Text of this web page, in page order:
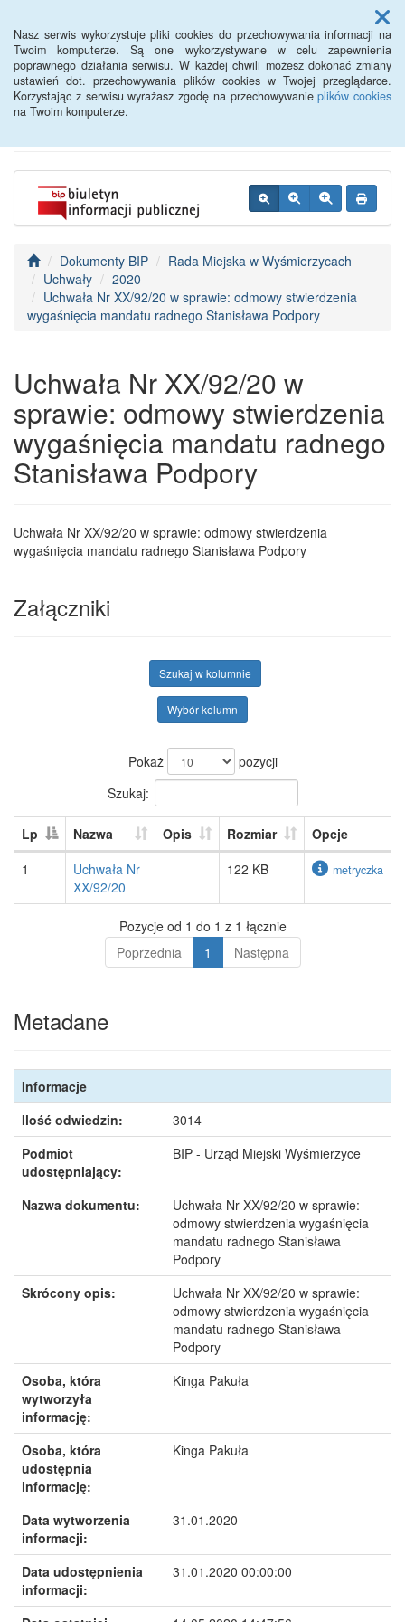
Nasz serwis wykorzystuje pliki cookies do przechowywania informacji na
Twoim komputerze. Są one wykorzystywane w celu zapewnienia
poprawnego działania serwisu. W każdej chwili możesz dokonać zmiany
ustawień dot. przechowywania plików cookies w Twojej przeglądarce.
Korzystając z serwisu wyrażasz zgodę na przechowywanieplików cookies
na Twoim komputerze.
Menu
BIP - Urząd Miejski
Wyśmierzyce
Dokumenty BIP
Rada Miejska w Wyśmierzycach
Uchwały
2020
Uchwała Nr XX/92/20 w sprawie: odmowy stwierdzenia
wygaśnięcia mandatu radnego Stanisława Podpory
Uchwała Nr XX/92/20 w
sprawie: odmowy stwierdzenia
wygaśnięcia mandatu radnego
Stanisława Podpory
Uchwała Nr XX/92/20 w sprawie: odmowy stwierdzenia
wygaśnięcia mandatu radnego Stanisława Podpory
Załączniki
Szukaj w kolumnie
Wybór kolumn
Pokaż
pozycji
Szukaj:
Lp Nazwa Opis Rozmiar
Opcje
1
Uchwała Nr
XX/92/20
122 KB metryczka
Pozycje od 1 do 1 z 1 łącznie
Poprzednia
1 Następna
Metadane
Informacje
Ilość odwiedzin:
3014
Podmiot
udostępniający:
BIP - Urząd Miejski Wyśmierzyce
Nazwa dokumentu:
Uchwała Nr XX/92/20 w sprawie:
odmowy stwierdzenia wygaśnięcia
mandatu radnego Stanisława
Podpory
Skrócony opis:
Uchwała Nr XX/92/20 w sprawie:
odmowy stwierdzenia wygaśnięcia
mandatu radnego Stanisława
Podpory
Osoba, która
wytworzyła
informację:
Kinga Pakuła
Osoba, która
udostępnia
informację:
Kinga Pakuła
Data wytworzenia
informacji:
31.01.2020
Data udostępnienia
informacji:
31.01.2020 00:00:00